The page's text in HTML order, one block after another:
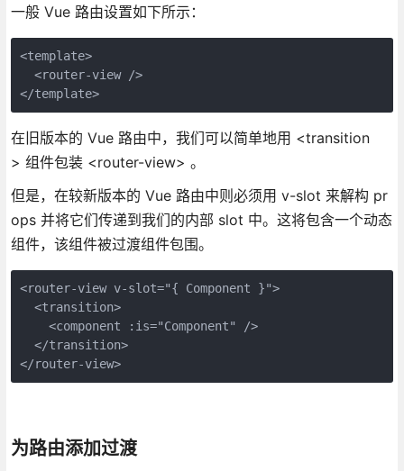
一般 Vue 路由设置如下所示：
<template>
  <router-view />
</template>
在旧版本的 Vue 路由中，我们可以简单地用 <transition
> 组件包装 <router-view> 。
但是，在较新版本的 Vue 路由中则必须用 v-slot 来解构 pr
ops 并将它们传递到我们的内部 slot 中。这将包含一个动态
组件，该组件被过渡组件包围。
<router-view v-slot="{ Component }">
  <transition>
    <component :is="Component" />
  </transition>
</router-view>
为路由添加过渡